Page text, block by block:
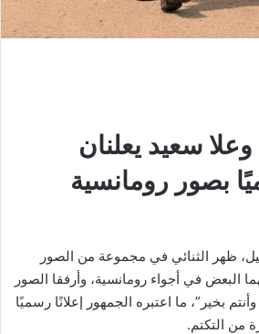
سعيد يعلنان
بصور رومانسية
ظهر الثنائي في مجموعة من الصور
البعض في أجواء رومانسية، وأرفقا الصور
بخير”، ما اعتبره الجمهور إعلانًا رسميًا
من التكتم.